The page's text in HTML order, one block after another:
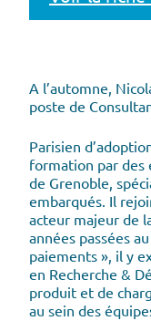
A l’automne,
poste de
Parisien
formation par des
de Grenoble,
embarqués. Il
acteur majeur de
années passées
paiements », il y
en Recherche &
produit et de
au sein des